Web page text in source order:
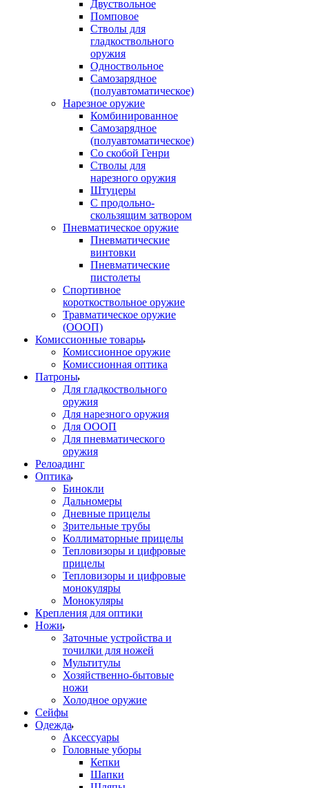
Двуствольное
Помповое
Стволы для
гладкоствольного
оружия
Одноствольное
Самозарядное
(полуавтоматическое)
Нарезное оружие
Комбинированное
Самозарядное
(полуавтоматическое)
Со скобой Генри
Стволы для
нарезного оружия
Штуцеры
С продольно-
скользящим затвором
Пневматическое оружие
Пневматические
винтовки
Пневматические
пистолеты
Спортивное
короткоствольное оружие
Травматическое оружие
(ОООП)
Комиссионные товары
Комиссионное оружие
Комиссионная оптика
Патроны
Для гладкоствольного
оружия
Для нарезного оружия
Для ОООП
Для пневматического
оружия
Релоадинг
Оптика
Бинокли
Дальномеры
Дневные прицелы
Зрительные трубы
Коллиматорные прицелы
Тепловизоры и цифровые
прицелы
Тепловизоры и цифровые
монокуляры
Монокуляры
Крепления для оптики
Ножи
Заточные устройства и
точилки для ножей
Мультитулы
Хозяйственно-бытовые
ножи
Холодное оружие
Сейфы
Одежда
Аксессуары
Головные уборы
Кепки
Шапки